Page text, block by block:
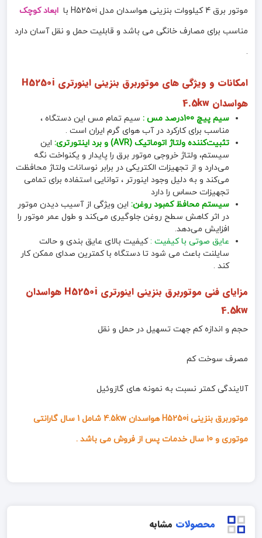
موتور برق 4 کیلووات بنزینی هواسدان مدل H5250i با
ابعاد کوچک
مناسب برای مصارف خانگی می باشد و قابلیت حمل و نقل آسان دارد
.
امکانات و ویژگی های موتوربرق بنزینی اینورتری H5250i
هواسدان 4.5kw
سیم پیچ 100درصد مس :
سیم تمام مس این دستگاه ،
مناسب برای کارکرد در آب هوای گرم ایران است .
تثبیت‌کننده ولتاژ اتوماتیک (AVR) و برد اینتورتری:
این
سیستم، ولتاژ خروجی موتور برق را پایدار و یکنواخت نگه
می‌دارد و از تجهیزات الکتریکی در برابر نوسانات ولتاژ محافظت
می‌کند و به دلیل وجود اینورتر ، توانایی استفاده برای تمامی
تجهیزات حساس را دارد
سیستم محافظ کمبود روغن: این ویژگی از آسیب دیدن موتور
در اثر کاهش سطح روغن جلوگیری می‌کند و طول عمر موتور را
افزایش می‌دهد.
عایق صوتی با کیفیت :کیفیت بالای عایق بندی و حالت
سایلنت باعث می شود تا دستگاه با کمترین صدای ممکن کار
کند .
مزایای فنی
موتوربرق بنزینی اینورتری H5250i هواسدان
4.5kw
حجم و اندازه کم جهت تسهیل در حمل و نقل
مصرف سوخت کم
آلایندگی کمتر نسبت به نمونه های گازوئیل
موتوربرق بنزینی H5250i هواسدان 4.5kw شامل 1 سال گارانتی
موتوری و 10 سال خدمات پس از فروش می باشد .
محصولات مشابه